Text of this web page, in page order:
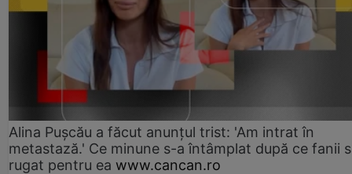
Alina Pușcău a făcut anunțul trist: 'Am intrat în
metastază.' Ce minune s-a întâmplat după ce fanii
rugat pentru ea www.cancan.ro